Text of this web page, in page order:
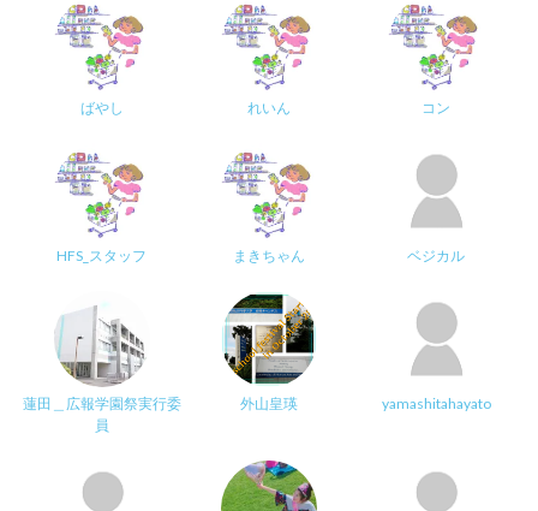
ばやし れいん コン
HFS_スタッフ まきちゃん ベジカル
蓮田＿広報学園祭実行委
員
外山皇瑛 yamashitahayato